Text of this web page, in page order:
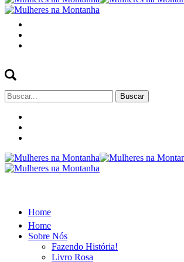
Buscar
por:
Home
Home
Sobre Nós
Fazendo História!
Livro Rosa